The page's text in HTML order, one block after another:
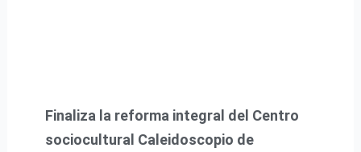
Finaliza la reforma integral del Centro
sociocultural Caleidoscopio de